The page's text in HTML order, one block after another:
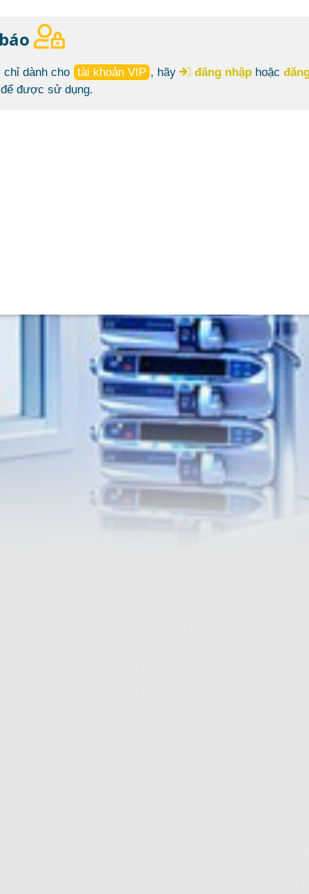
chỉ dành cho tài khoản VIP , hãy đăng nhậphoặc
được sử dụng.